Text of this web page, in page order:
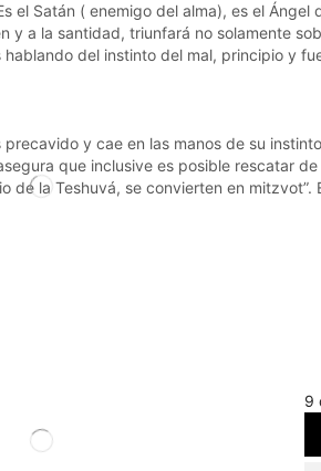
Satán ( enemigo del alma), es el
a la santidad, triunfará no solamente
del instinto del mal, principio y
y cae en las manos de su
que inclusive es posible rescatar
la Teshuvá, se convierten en
9